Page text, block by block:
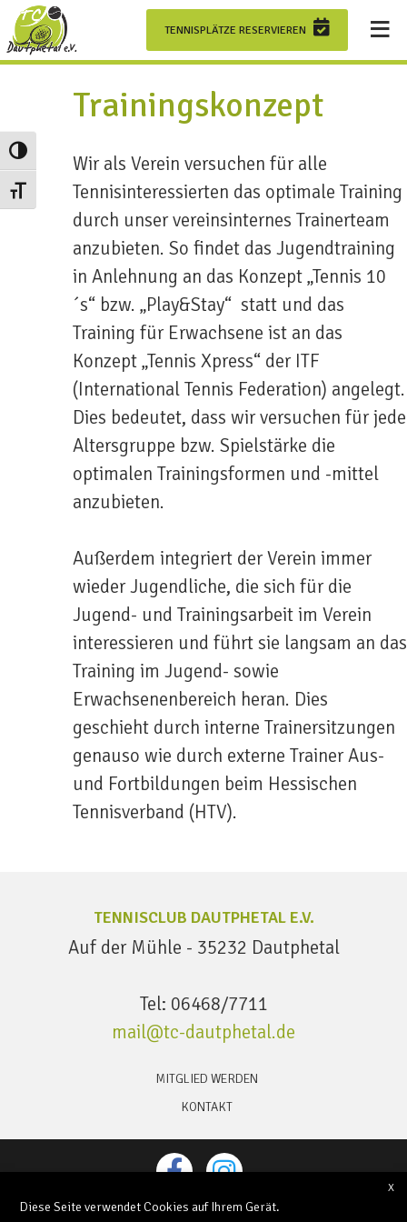
Umschalten auf hohe Kontraste
Schrift vergrößern
TENNISPLÄTZE RESERVIEREN ≡
VEREIN
TENNISHALLE
TRAINING
MANNSCHAFTEN
×
Trainingskonzept
Wir als Verein versuchen für alle
Tennisinteressierten das optimale Training
durch unser vereinsinternes Trainerteam
anzubieten. So findet das Jugendtraining
in Anlehnung an das Konzept „Tennis 10
´s“ bzw. „Play&Stay“ statt und das
Training für Erwachsene ist an das
Konzept „Tennis Xpress“ der ITF
(International Tennis Federation) angelegt.
Dies bedeutet, dass wir versuchen für jede
Altersgruppe bzw. Spielstärke die
optimalen Trainingsformen und -mittel
anzubieten.
Außerdem integriert der Verein immer
wieder Jugendliche, die sich für die
Jugend- und Trainingsarbeit im Verein
interessieren und führt sie langsam an das
Training im Jugend- sowie
Erwachsenenbereich heran. Dies
geschieht durch interne Trainersitzungen
genauso wie durch externe Trainer Aus-
und Fortbildungen beim Hessischen
Tennisverband (HTV).
TENNISCLUB DAUTPHETAL E.V.
Auf der Mühle - 35232 Dautphetal
Tel: 06468/7711
mail@tc-dautphetal.de
MITGLIED WERDEN
KONTAKT
DATENSCHUTZERKLÄRUNG
X
Diese Seite verwendet Cookies auf Ihrem Gerät.